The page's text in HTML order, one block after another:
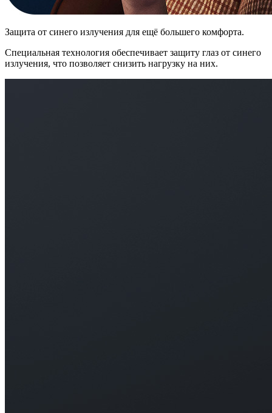
Защита от синего излучения для ещё большего комфорта.
Специальная технология обеспечивает защиту глаз от синего
излучения, что позволяет снизить нагрузку на них.